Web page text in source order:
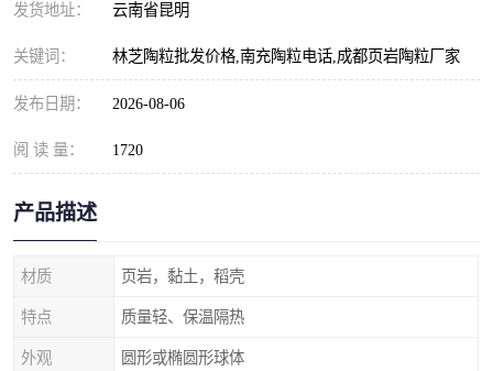
发货地址： 云南省昆明
关键词： 林芝陶粒批发价格,南充陶粒电话,成都页岩陶粒厂家
发布日期： 2026-08-06
阅 读 量： 1720
产品描述
材质 页岩，黏土，稻壳
特点 质量轻、保温隔热
外观 圆形或椭圆形球体